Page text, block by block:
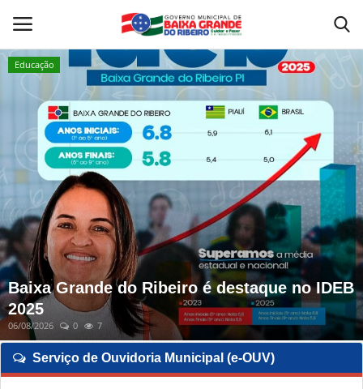
Home
Valor da Terra Nua - VTN
Contato
Mapa do Site
A Prefeitura
Nossa História
Legislação
Educação
Baixa Grande do Ribeiro é destaque no IDEB
2025
06/08/2026 0 7
Serviço de Ouvidoria Municipal (e-OUV)